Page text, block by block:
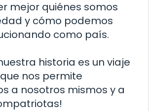
mejor quiénes somos
y cómo podemos
como país.
historia es un viaje
nos permite
a nosotros mismos y a